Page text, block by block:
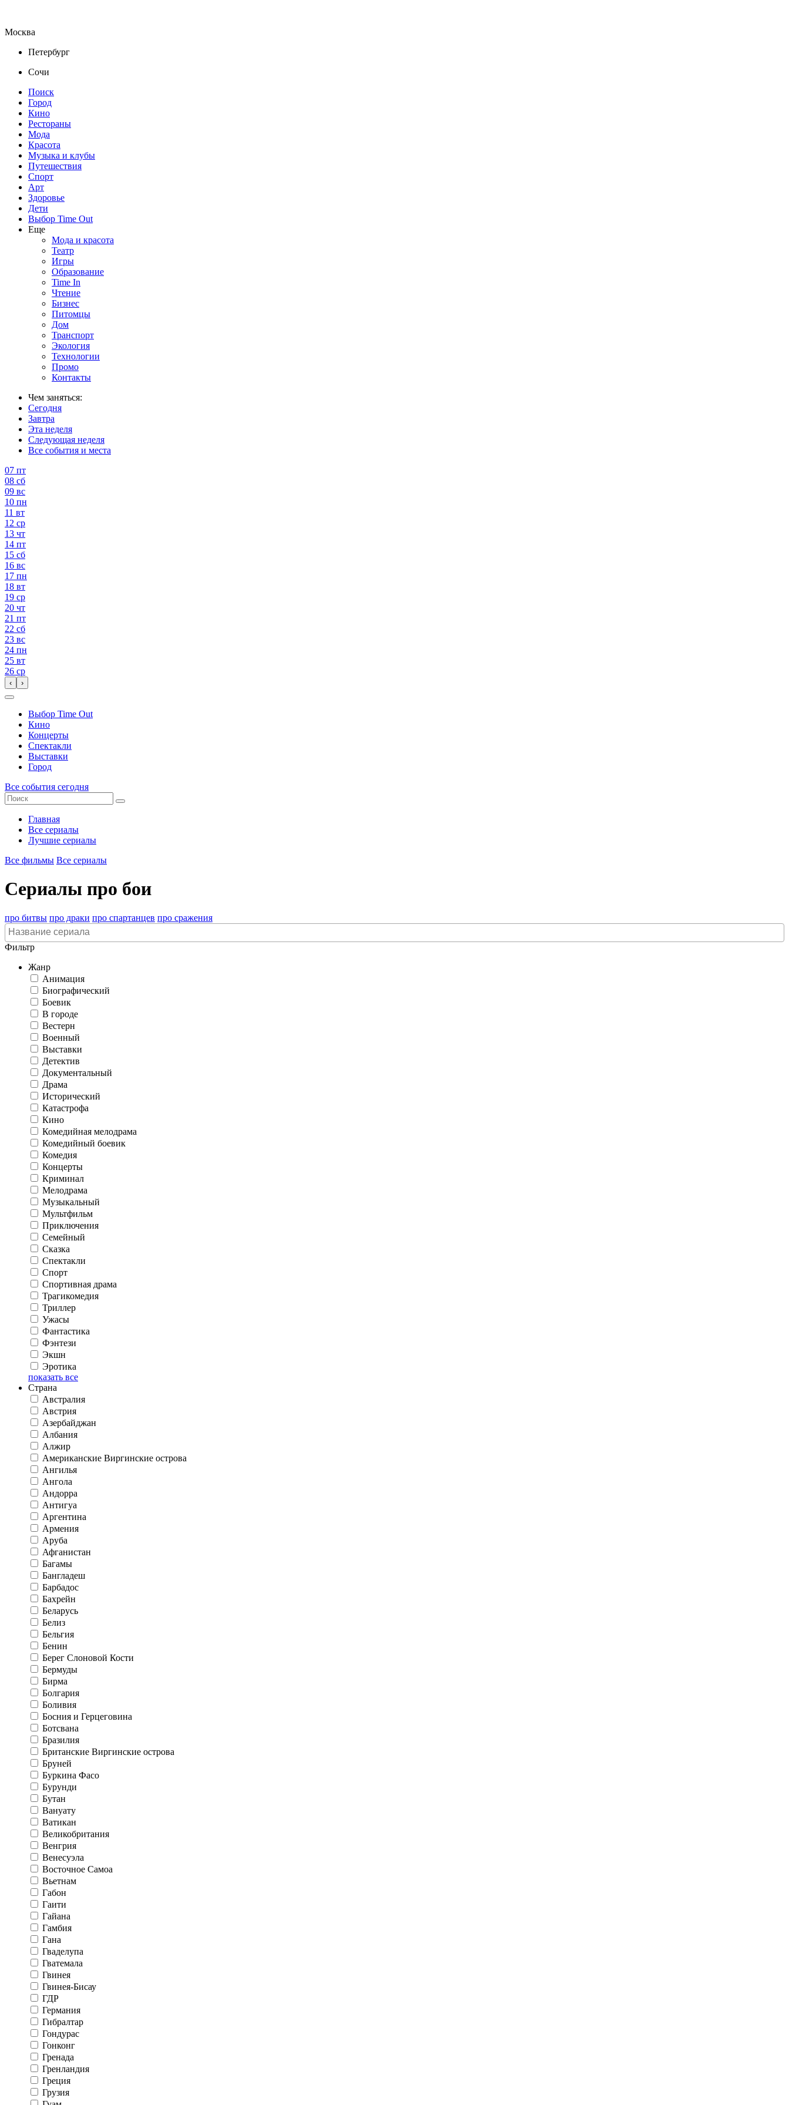
Москва
Петербург
Сочи
Поиск
Город
Кино
Рестораны
Мода
Красота
Музыка и клубы
Путешествия
Спорт
Арт
Здоровье
Дети
Выбор Time Out
Еще
Мода и красота
Театр
Игры
Образование
Time In
Чтение
Бизнес
Питомцы
Дом
Транспорт
Экология
Технологии
Промо
Контакты
Чем заняться:
Сегодня
Завтра
Эта неделя
Следующая неделя
Все события и места
07 пт
08 сб
09 вс
10 пн
11 вт
12 ср
13 чт
14 пт
15 сб
16 вс
17 пн
18 вт
19 ср
20 чт
21 пт
22 сб
23 вс
24 пн
25 вт
26 ср
‹ ›
Выбор Time Out
Кино
Концерты
Спектакли
Выставки
Город
Все события сегодня
Главная
Все сериалы
Лучшие сериалы
Все фильмы Все сериалы
Сериалы про бои
про битвы про драки про спартанцев про сражения
Фильтр
Жанр
Анимация
Биографический
Боевик
В городе
Вестерн
Военный
Выставки
Детектив
Документальный
Драма
Исторический
Катастрофа
Кино
Комедийная мелодрама
Комедийный боевик
Комедия
Концерты
Криминал
Мелодрама
Музыкальный
Мультфильм
Приключения
Семейный
Сказка
Спектакли
Спорт
Спортивная драма
Трагикомедия
Триллер
Ужасы
Фантастика
Фэнтези
Экшн
Эротика
показать все
Страна
Австралия
Австрия
Азербайджан
Албания
Алжир
Американские Виргинские острова
Ангилья
Ангола
Андорра
Антигуа
Аргентина
Армения
Аруба
Афганистан
Багамы
Бангладеш
Барбадос
Бахрейн
Беларусь
Белиз
Бельгия
Бенин
Берег Слоновой Кости
Бермуды
Бирма
Болгария
Боливия
Босния и Герцеговина
Ботсвана
Бразилия
Британские Виргинские острова
Бруней
Буркина Фасо
Бурунди
Бутан
Вануату
Ватикан
Великобритания
Венгрия
Венесуэла
Восточное Самоа
Вьетнам
Габон
Гаити
Гайана
Гамбия
Гана
Гваделупа
Гватемала
Гвинея
Гвинея-Бисау
ГДР
Германия
Гибралтар
Гондурас
Гонконг
Гренада
Гренландия
Греция
Грузия